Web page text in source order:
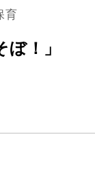
育
！」